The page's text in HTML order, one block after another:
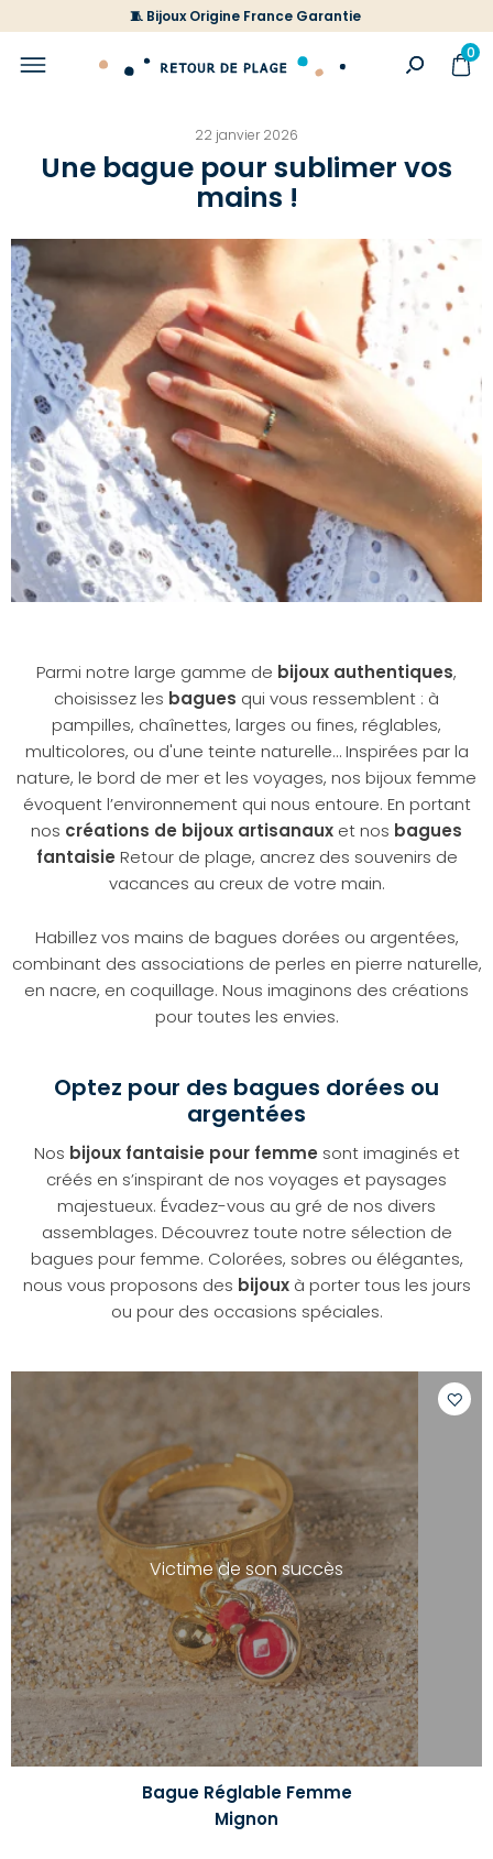
🧵 Bijoux Origine France Garantie
0
22 janvier 2026
Une bague pour sublimer vos
mains !
Parmi notre large gamme de bijoux authentiques,
choisissez les bagues qui vous ressemblent : à
pampilles, chaînettes, larges ou fines, réglables,
multicolores, ou d'une teinte naturelle… Inspirées par la
nature, le bord de mer et les voyages, nos bijoux femme
évoquent l’environnement qui nous entoure. En portant
nos créations de bijoux artisanaux et nos bagues
fantaisie Retour de plage, ancrez des souvenirs de
vacances au creux de votre main.
Habillez vos mains de bagues dorées ou argentées,
combinant des associations de perles en pierre naturelle,
en nacre, en coquillage. Nous imaginons des créations
pour toutes les envies.
Optez pour des bagues dorées ou
argentées
Nos bijoux fantaisie pour femme sont imaginés et
créés en s’inspirant de nos voyages et paysages
majestueux. Évadez-vous au gré de nos divers
assemblages. Découvrez toute notre sélection de
bagues pour femme. Colorées, sobres ou élégantes,
nous vous proposons des bijouxà porter tous les jours
ou pour des occasions spéciales.
Victime de son succès
Bague Réglable Femme
Mignon